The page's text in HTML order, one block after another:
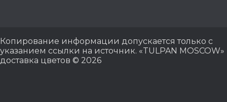
Копирование информации допускается только с
указанием ссылки на источник. «TULPAN MOSCOW»
доставка цветов © 2026